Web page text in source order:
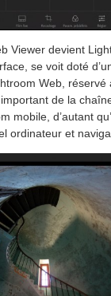
Viewer devient
se voit doté
Web, réservé
de la
mobile, d’autant
ordinateur et